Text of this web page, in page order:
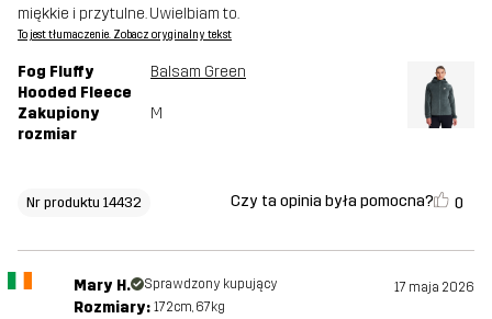
miękkie i przytulne. Uwielbiam to.
To jest tłumaczenie. Zobacz oryginalny tekst
Fog Fluffy
Hooded Fleece
Balsam Green
Zakupiony
rozmiar
M
Nr produktu 14432 Czy ta opinia była pomocna? 0
Mary H. Sprawdzony kupujący 17 maja 2026
Rozmiary: 172cm, 67kg